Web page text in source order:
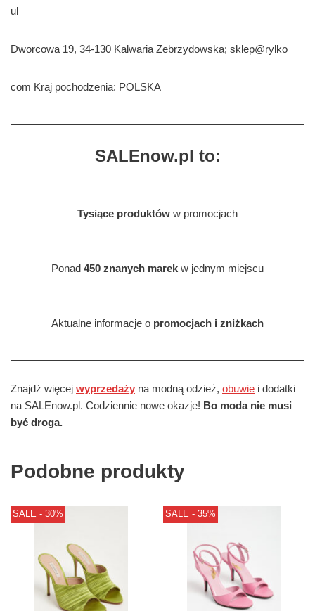
ul
Dworcowa 19, 34-130 Kalwaria Zebrzydowska; sklep@rylko
com Kraj pochodzenia: POLSKA
SALEnow.pl to:
Tysiące produktów w promocjach
Ponad 450 znanych marek w jednym miejscu
Aktualne informacje o promocjach i zniżkach
Znajdź więcej wyprzedaży na modną odzież, obuwie i dodatki
na SALEnow.pl. Codziennie nowe okazje! Bo moda nie musi
być droga.
Podobne produkty
SALE - 30% SALE - 35%